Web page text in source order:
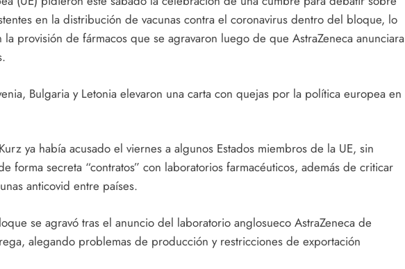
en la distribución de vacunas contra el coronavirus dentro del bloque, lo
provisión de fármacos que se agravaron luego de que AstraZeneca anunciara
Bulgaria y Letonia elevaron una carta con quejas por la política europea en
ya había acusado el viernes a algunos Estados miembros de la UE, sin
forma secreta “contratos” con laboratorios farmacéuticos, además de criticar
anticovid entre países.
se agravó tras el anuncio del laboratorio anglosueco AstraZeneca de
alegando problemas de producción y restricciones de exportación